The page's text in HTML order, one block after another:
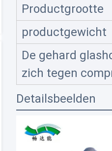
Productgrootte
productgewicht
De gehard
zich tegen
Detailsbeelden